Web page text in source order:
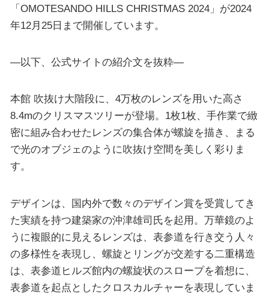
「OMOTESANDO HILLS CHRISTMAS 2024」が2024
年12月25日まで開催しています。
—以下、公式サイトの紹介文を抜粋—
本館 吹抜け大階段に、4万枚のレンズを用いた高さ
8.4mのクリスマスツリーが登場。1枚1枚、手作業で緻
密に組み合わせたレンズの集合体が螺旋を描き、まる
で光のオブジェのように吹抜け空間を美しく彩りま
す。
デザインは、国内外で数々のデザイン賞を受賞してき
た実績を持つ建築家の沖津雄司氏を起用。万華鏡のよ
うに複眼的に見えるレンズは、表参道を行き交う人々
の多様性を表現し、螺旋とリングが交差する二重構造
は、表参道ヒルズ館内の螺旋状のスロープを着想に、
表参道を起点としたクロスカルチャーを表現していま